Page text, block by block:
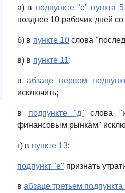
а) в подпункте "е" пункта 5
позднее 10 рабочих дней
б) в пункте 10 слова
в) в пункте 11:
вабзаце первом
исключить;
в подпункте "д" слова
финансовым рынкам"
г) в пункте 13:
подпункт "е" признать
в абзаце третьем